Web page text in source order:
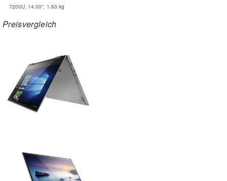
7200U, 14.00", 1.63 kg
Preisvergleich